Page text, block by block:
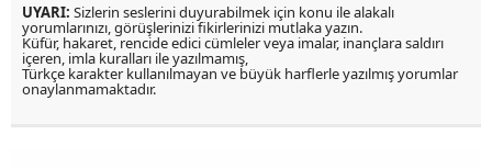
UYARI: Sizlerin seslerini duyurabilmek için konu ile alakalı
yorumlarınızı, görüşlerinizi fikirlerinizi mutlaka yazın.
Küfür, hakaret, rencide edici cümleler veya imalar, inançlara saldırı
içeren, imla kuralları ile yazılmamış,
Türkçe karakter kullanılmayan ve büyük harflerle yazılmış yorumlar
onaylanmamaktadır.